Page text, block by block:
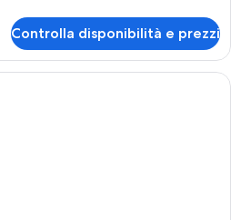
Controlla disponibilità e prezzi
Una camera d'albergo con un letto,